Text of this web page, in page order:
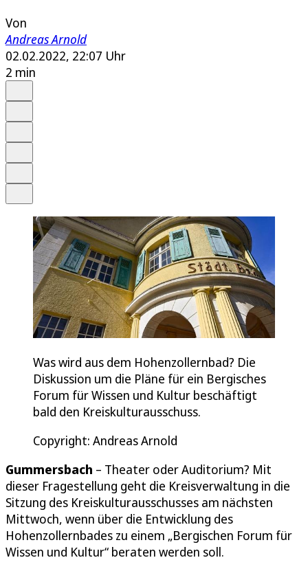
Von
Andreas Arnold
02.02.2022, 22:07 Uhr
2 min
Was wird aus dem Hohenzollernbad? Die
Diskussion um die Pläne für ein Bergisches
Forum für Wissen und Kultur beschäftigt
bald den Kreiskulturausschuss.
Copyright: Andreas Arnold
Gummersbach – Theater oder Auditorium? Mit
dieser Fragestellung geht die Kreisverwaltung in die
Sitzung des Kreiskulturausschusses am nächsten
Mittwoch, wenn über die Entwicklung des
Hohenzollernbades zu einem „Bergischen Forum für
Wissen und Kultur“ beraten werden soll.